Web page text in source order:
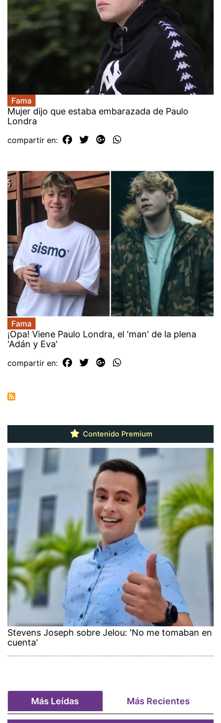
Fama
Mujer dijo que estaba embarazada de Paulo
Londra
compartir en:
Fama
¡Opa! Viene Paulo Londra, el 'man' de la plena
'Adán y Eva'
compartir en:
Contenido Premium
Stevens Joseph sobre Jelou: 'No me tomaban en
cuenta'
Más Leídas Más Recientes